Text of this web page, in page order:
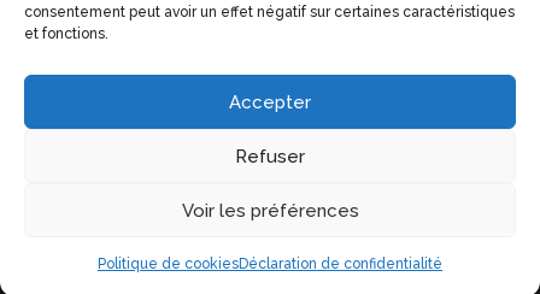
consentement peut avoir un effet négatif sur certaines caractéristiques
et fonctions.
Accepter
Refuser
Voir les préférences
Politique de cookiesDéclaration de confidentialité